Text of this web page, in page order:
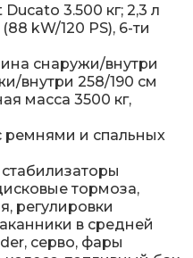
3.500 кг; 2,3 л
kW/120 PS), 6-ти
снаружи/внутри
внутри 258/190 см
масса 3500 кг,
ремнями и спальных
тормоза,
регулировки
в средней
серво, фары